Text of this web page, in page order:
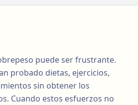
puede ser frustrante.
probado dietas, ejercicios,
sin obtener los
Cuando estos esfuerzos no